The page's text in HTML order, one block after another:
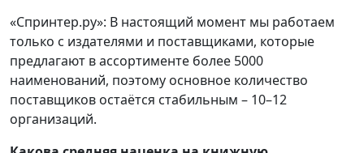
«Спринтер.ру»: В настоящий момент мы работаем
только с издателями и поставщиками, которые
предлагают в ассортименте более 5000
наименований, поэтому основное количество
поставщиков остаётся стабильным – 10–12
организаций.